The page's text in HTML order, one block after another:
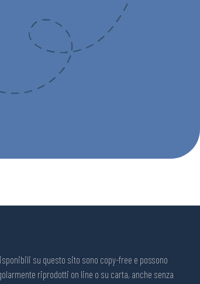
su questo sito sono copy-free e possono
riprodotti on line o su carta, anche senza